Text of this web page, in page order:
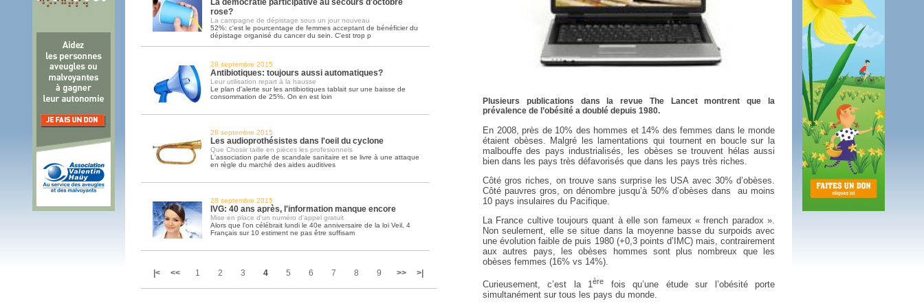
Soins palliatifs: 40 millions de plus en 2016
La journée mondiale des soins palliatifs n'a pas été inutile
La démocratie participative au secours d'octobre
rose?
La campagne de dépistage sous un jour nouveau
52%: c'est le pourcentage de femmes acceptant de bénéficier du
dépistage organisé du cancer du sein. C'est trop p
28 septembre 2015
Antibiotiques: toujours aussi automatiques?
Leur utilisation repart à la hausse
Le plan d'alerte sur les antibiotiques tablait sur une baisse de
consommation de 25%. On en est loin
28 septembre 2015
Les audioprothésistes dans l'oeil du cyclone
Que Chosiir taille en pièces les profesionnels
L'association parle de scandale sanitaire et se livre à une attaque
en règle du marché des aides auditives
28 septembre 2015
IVG: 40 ans après, l'information manque encore
Mise en place d'un numéro d'appel gratuit
Alors que l'on célébrait lundi le 40e anniversaire de la loi Veil, 4
Français sur 10 estiment ne pas être suffisam
|< << 1 2 3 4 5 6 7 8 9 >> >|
Plusieurs publications dans la revue The Lancet montrent que la
prévalence de l’obésité a doublé depuis 1980.
En 2008, près de 10% des hommes et 14% des femmes dans le monde
étaient obèses. Malgré les lamentations qui tournent en boucle sur la
malbouffe des pays industrialisés, les obèses se trouvent hélas aussi
bien dans les pays très défavorisés que dans les pays très riches.
Côté gros riches, on trouve sans surprise les USA avec 30% d’obèses.
Côté pauvres gros, on dénombre jusqu’à 50% d’obèses dans
au moins
10 pays insulaires du Pacifique.
La France cultive toujours quant à elle son fameux « french paradox ».
Non seulement, elle se situe dans la moyenne basse du surpoids avec
une évolution faible de puis 1980 (+0,3 points d’IMC) mais, contrairement
aux autres pays, les obèses hommes sont plus nombreux que les
obèses femmes (16% vs 14%).
Curieusement, c’est la 1ère
fois qu’une étude sur l’obésité porte
simultanément sur tous les pays du monde.